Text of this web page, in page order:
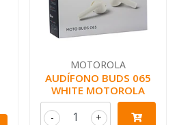
MOTOROLA
AUDÍFONO BUDS 065
WHITE MOTOROLA
+
-